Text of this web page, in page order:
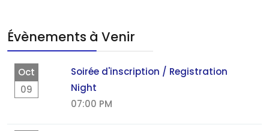
Évènements à Venir
Oct
09
Soirée d'inscription / Registration
Night
07:00 PM